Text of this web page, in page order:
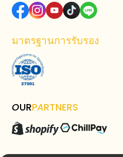
มาตรฐานการรับรอง
OURPARTNERS